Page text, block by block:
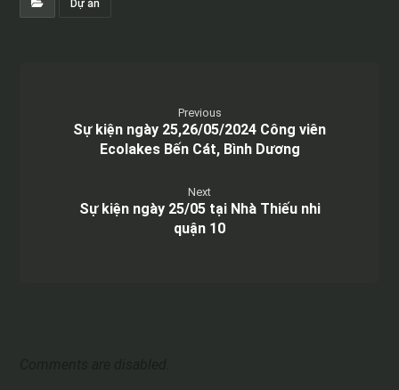
Dự án
Previous
Sự kiện ngày 25,26/05/2024 Công viên
Ecolakes Bến Cát, Bình Dương
Next
Sự kiện ngày 25/05 tại Nhà Thiếu nhi
quận 10